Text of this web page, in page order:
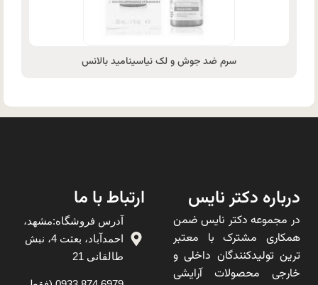
سرم ضد جوش و لک نیاسینامید بالانس
درباره دکتر نایس
در مجموعه دکتر نایس ضمن
همکاری مشترک با معتبر
ترین تولیدکنندگان داخلی و
خارجی محصولات آرایشی
ارتباط با ما
آدرس فروشگاه:مشهد،
احمدآباد، بعثت 4، نبش
طالقانی 21